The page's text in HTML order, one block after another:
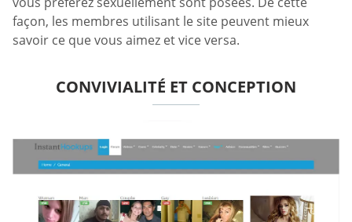
façon, les membres utilisant le site peuvent mieux
savoir ce que vous aimez et vice versa.
CONVIVIALITÉ ET CONCEPTION